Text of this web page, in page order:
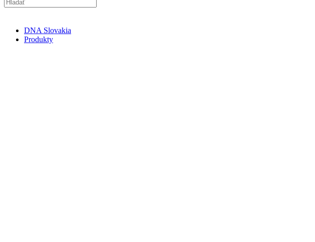
DNA Slovakia
Produkty